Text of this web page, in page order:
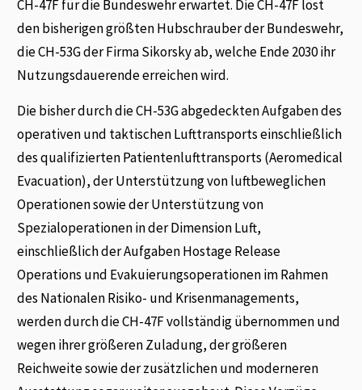
CH-47F für die Bundeswehr erwartet. Die CH-47F löst
den bisherigen größten Hubschrauber der Bundeswehr,
die CH-53G der Firma Sikorsky ab, welche Ende 2030 ihr
Nutzungsdauerende erreichen wird.
Die bisher durch die CH-53G abgedeckten Aufgaben des
operativen und taktischen Lufttransports einschließlich
des qualifizierten Patientenlufttransports (Aeromedical
Evacuation), der Unterstützung von luftbeweglichen
Operationen sowie der Unterstützung von
Spezialoperationen in der Dimension Luft,
einschließlich der Aufgaben Hostage Release
Operations und Evakuierungsoperationen im Rahmen
des Nationalen Risiko- und Krisenmanagements,
werden durch die CH-47F vollständig übernommen und
wegen ihrer größeren Zuladung, der größeren
Reichweite sowie der zusätzlichen und moderneren